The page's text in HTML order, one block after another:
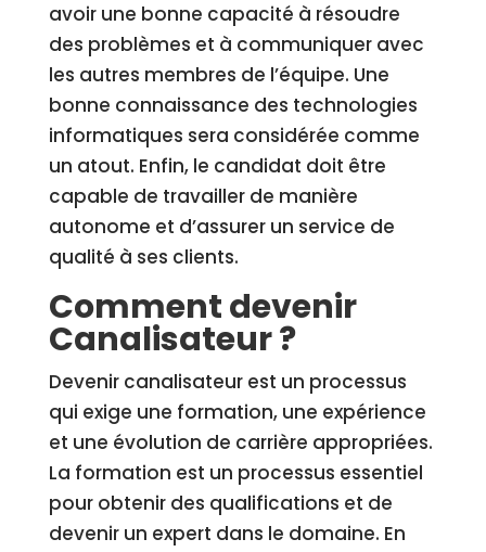
avoir une bonne capacité à résoudre
des problèmes et à communiquer avec
les autres membres de l’équipe. Une
bonne connaissance des technologies
informatiques sera considérée comme
un atout. Enfin, le candidat doit être
capable de travailler de manière
autonome et d’assurer un service de
qualité à ses clients.
Comment devenir
Canalisateur ?
Devenir canalisateur est un processus
qui exige une formation, une expérience
et une évolution de carrière appropriées.
La formation est un processus essentiel
pour obtenir des qualifications et de
devenir un expert dans le domaine. En